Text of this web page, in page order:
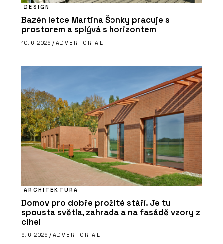
DESIGN
Bazén letce Martina Šonky pracuje s
prostorem a splývá s horizontem
10. 6. 2026 / ADVERTORIAL
ARCHITEKTURA
Domov pro dobře prožité stáří. Je tu
spousta světla, zahrada a na fasádě vzory z
cihel
9. 6. 2026 / ADVERTORIAL